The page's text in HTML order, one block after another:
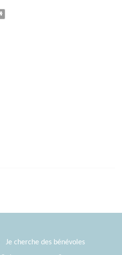
Je cherche des bénévoles